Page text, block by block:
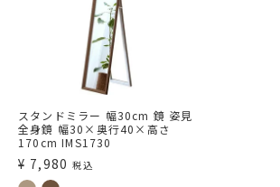
スタンドミラー 幅30cm 鏡 姿見
全身鏡 幅30×奥行40×高さ
170cm IMS1730
¥ 7,980 税込